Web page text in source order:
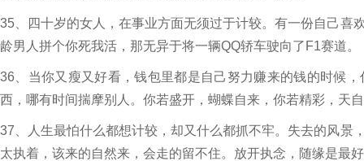
35、四十岁的女人，在事业方面无须过于计较。有一份自己喜
龄男人拼个你死我活，那无异于将一辆QQ轿车驶向了F1赛道。
36、当你又瘦又好看，钱包里都是自己努力赚来的钱的时候
西，哪有时间揣摩别人。你若盛开，蝴蝶自来，你若精彩，天
37、人生最怕什么都想计较，却又什么都抓不牢。失去的风景
太执着，该来的自然来，会走的留不住。放开执念，随缘是最